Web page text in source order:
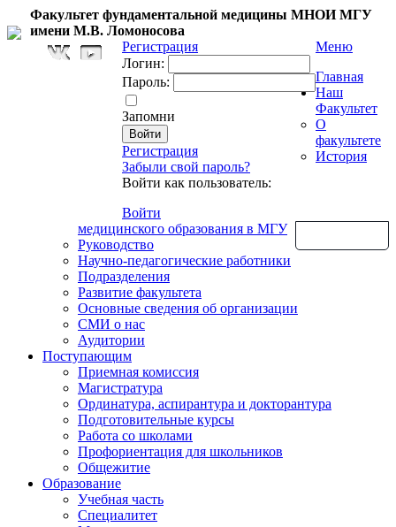
Факультет фундаментальной медицины МНОИ МГУ
имени М.В. Ломоносова
Регистрация
Логин:
Пароль:
Запомни
Регистрация
Забыли свой пароль?
Войти как пользователь:
Войти
Меню
Главная
Наш
Факультет
О
факультете
История
медицинского образования в МГУ
Руководство
Научно-педагогические работники
Подразделения
Развитие факультета
Основные сведения об организации
СМИ о нас
Аудитории
Поступающим
Приемная комиссия
Магистратура
Ординатура, аспирантура и докторантура
Подготовительные курсы
Работа со школами
Профориентация для школьников
Общежитие
Образование
Учебная часть
Специалитет